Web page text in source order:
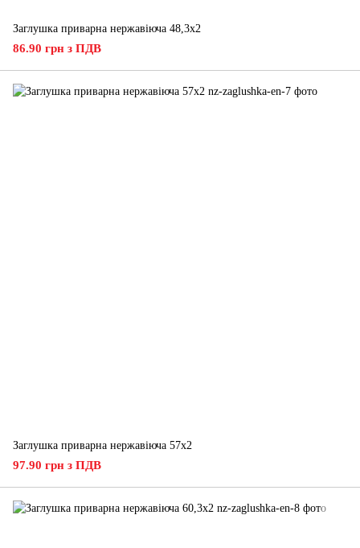
Заглушка приварна нержавіюча 48,3x2
86.90 грн з ПДВ
Заглушка приварна нержавіюча 57x2
97.90 грн з ПДВ